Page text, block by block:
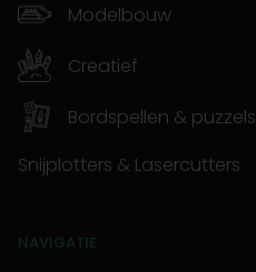
Modelbouw
Creatief
Bordspellen & puzzels
Snijplotters & Lasercutters
NAVIGATIE